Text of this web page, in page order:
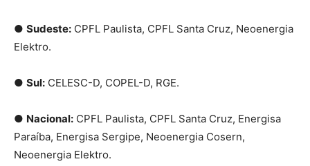
● Sudeste: CPFL Paulista, CPFL Santa Cruz, Neoenergia
Elektro.
● Sul: CELESC-D, COPEL-D, RGE.
● Nacional: CPFL Paulista, CPFL Santa Cruz, Energisa
Paraíba, Energisa Sergipe, Neoenergia Cosern,
Neoenergia Elektro.